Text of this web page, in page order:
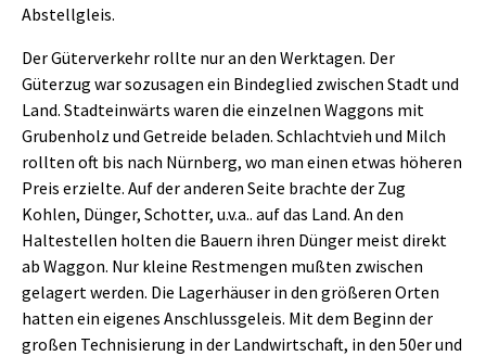
Abstellgleis.
Der Güterverkehr rollte nur an den Werktagen. Der
Güterzug war sozusagen ein Bindeglied zwischen Stadt und
Land. Stadteinwärts waren die einzelnen Waggons mit
Grubenholz und Getreide beladen. Schlachtvieh und Milch
rollten oft bis nach Nürnberg, wo man einen etwas höheren
Preis erzielte. Auf der anderen Seite brachte der Zug
Kohlen, Dünger, Schotter, u.v.a.. auf das Land. An den
Haltestellen holten die Bauern ihren Dünger meist direkt
ab Waggon. Nur kleine Restmengen mußten zwischen
gelagert werden. Die Lagerhäuser in den größeren Orten
hatten ein eigenes Anschlussgeleis. Mit dem Beginn der
großen Technisierung in der Landwirtschaft, in den 50er und